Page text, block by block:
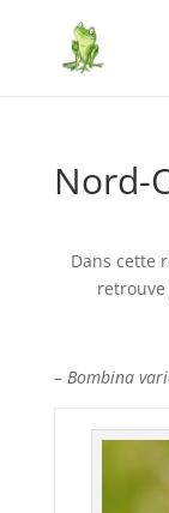
Nord-
Dans cette
– Bombina